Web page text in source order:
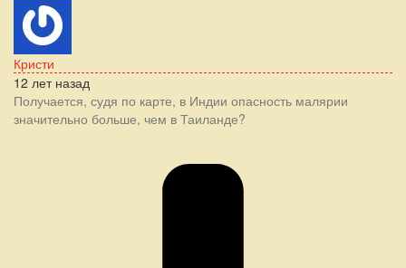
Кристи
12 лет назад
Получается, судя по карте, в Индии опасность малярии
значительно больше, чем в Таиланде?